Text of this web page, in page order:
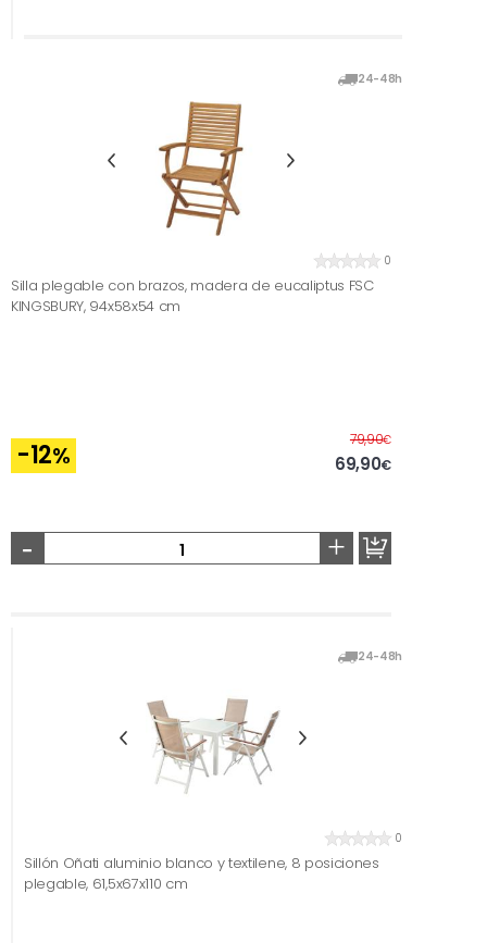
24-48h
0
Silla plegable con brazos, madera de eucaliptus FSC
KINGSBURY, 94x58x54 cm
-12%
79,90€Before
69,90€
- +
24-48h
0
Sillón Oñati aluminio blanco y textilene, 8 posiciones
plegable, 61,5x67x110 cm